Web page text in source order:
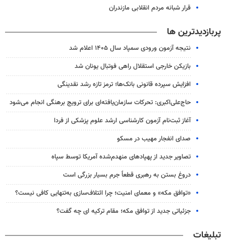
قرار شبانه مردم انقلابی مازندران
پربازدیدترین ها
نتیجه آزمون ورودی سمپاد سال ۱۴۰۵ اعلام شد
بازیکن خارجی استقلال راهی فوتبال یونان شد
افزایش سپرده قانونی بانک‌ها؛ ترمز تازه رشد نقدینگی
حاج‌علی‌اکبری: تحرکات سازمان‌یافته‌ای برای ترویج برهنگی انجام می‌شود
آغاز ثبت‌نام‌ آزمون کارشناسی ارشد علوم پزشکی از فردا
صدای انفجار مهیب در مسکو
تصاویر جدید از پهپادهای منهدم‌شده آمریکا توسط سپاه
دروغ بستن به رهبری قطعاً جرم بسیار بزرگی است
«توافق مکه» و معمای امنیت؛ چرا ائتلاف‌سازی به‌تنهایی کافی نیست؟
جزئیاتی جدید از توافق مکه؛ مقام ترکیه ای چه گفت؟
تبلیغات